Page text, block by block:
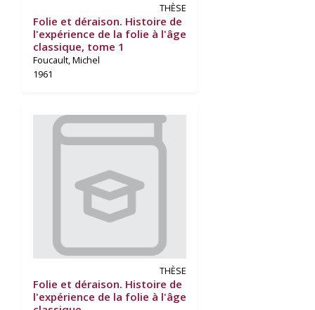
THÈSE
Folie et déraison. Histoire de
l'expérience de la folie à l'âge
classique, tome 1
Foucault, Michel
1961
THÈSE
Folie et déraison. Histoire de
l'expérience de la folie à l'âge